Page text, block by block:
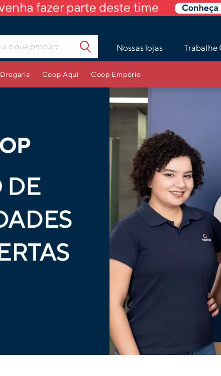
Nossas lojas Trabalhe
Drogaria Coop Aqui Coop Empório